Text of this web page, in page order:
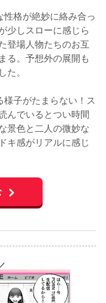
格が絶妙に絡み合っ
少しスローに感じら
登場人物たちのお互
る。予想外の展開も
。
子がたまらない！ス
んでいるとつい時間
景色と二人の微妙な
キ感がリアルに感じ